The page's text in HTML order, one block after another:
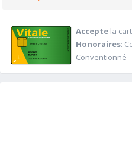
Acceptela
Honoraires:
Conventionné